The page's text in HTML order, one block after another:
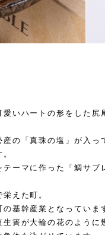
いハートの形をした尻
の「真珠の塩」が入っ
ーマに作った「鯛サブ
えた町。
基幹産業となっていま
簀が大輪の花のように